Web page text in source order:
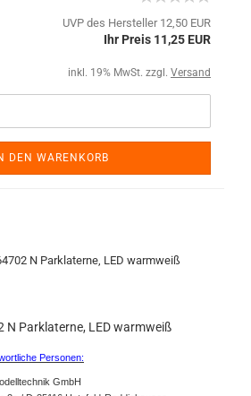
UVP des Hersteller 12,50 EUR
Ihr Preis 11,25 EUR
inkl. 19% MwSt. zzgl. Versand
DEN WARENKORB
N Parklaterne, LED warmweiß
Personen:
GmbH